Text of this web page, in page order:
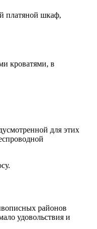
платяной шкаф,
кроватями, в
для этих
районов
удовольствия и